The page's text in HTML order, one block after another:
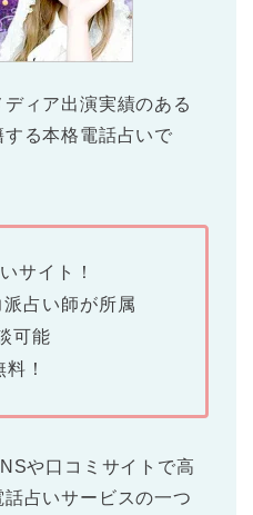
ディア出演実績のある
る本格電話占いで
サイト！
占い師が所属
可能
！
や口コミサイトで高
占いサービスの一つ